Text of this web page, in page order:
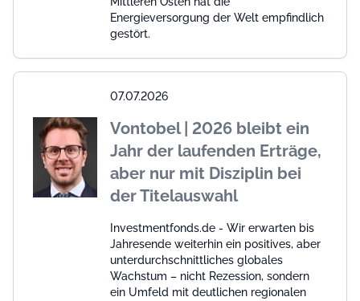
Energieversorgung der Welt empfindlich
gestört.
07.07.2026
Vontobel | 2026 bleibt ein
Jahr der laufenden Erträge,
aber nur mit Disziplin bei
der Titelauswahl
Investmentfonds.de - Wir erwarten bis
Jahresende weiterhin ein positives, aber
unterdurchschnittliches globales
Wachstum – nicht Rezession, sondern
ein Umfeld mit deutlichen regionalen